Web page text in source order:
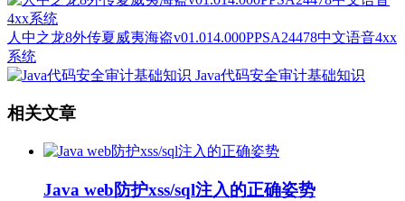
人中之龙8外传夏威夷海盗v01.014.000PPSA24478中文语音4xx
系统
Java代码安全审计基础知识
相关文章
Java web防护xss/sql注入的正确姿势